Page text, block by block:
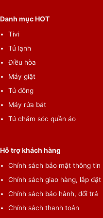
*Hình ảnh chỉ mang tính chất
Nhìn chung, tủ lạnh
thiết kế nổi bật cùng dung
làm lạnh đa chiều EvenTemp,
hôi hiệu quả, ngăn rau
chọn lý tưởng cho gia đình từ
Danh mục HOT
Tivi
Tủ lạnh
Điều hòa
Máy giặt
Tủ đông
Máy rửa bát
Tủ chăm sóc quần áo
Hỗ trợ khách hàng
Chính sách bảo mật thông tin
Chính sách giao hàng, lắp đặt
Chính sách bảo hành, đổi trả
Chính sách thanh toán